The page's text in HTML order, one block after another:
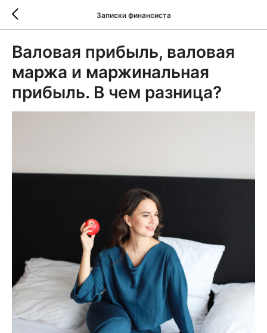
Записки финансиста
Валовая прибыль, валовая
маржа и маржинальная
прибыль. В чем разница?